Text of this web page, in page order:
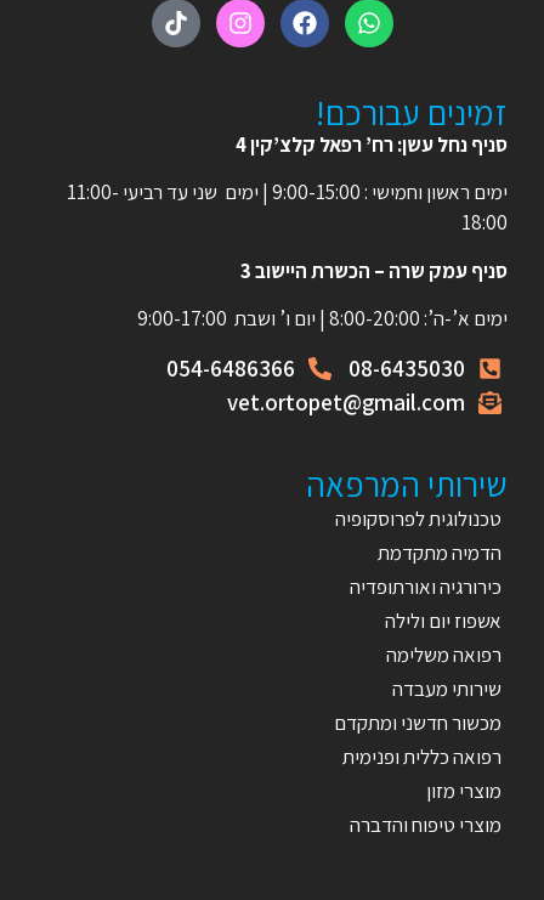
זמינים עבורכם!
סניף נחל עשן: רח’ רפאל קלצ’קין 4
ימים ראשון וחמישי : 9:00-15:00 | ימים שני עד רביעי 11:00-
18:00
סניף עמק שרה – הכשרת היישוב 3
ימים א’-ה’: 8:00-20:00 | יום ו’ ושבת 9:00-17:00
08-6435030
054-6486366
vet.ortopet@gmail.com
שירותי המרפאה
טכנולוגית לפרוסקופיה
הדמיה מתקדמת
כירורגיה ואורתופדיה
אשפוז יום ולילה
רפואה משלימה
שירותי מעבדה
מכשור חדשני ומתקדם
רפואה כללית ופנימית
מוצרי מזון
מוצרי טיפוח והדברה